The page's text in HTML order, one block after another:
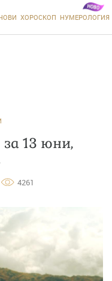
ХОРОСКОП НУМЕРОЛОГИЯ
13 юни,
4261